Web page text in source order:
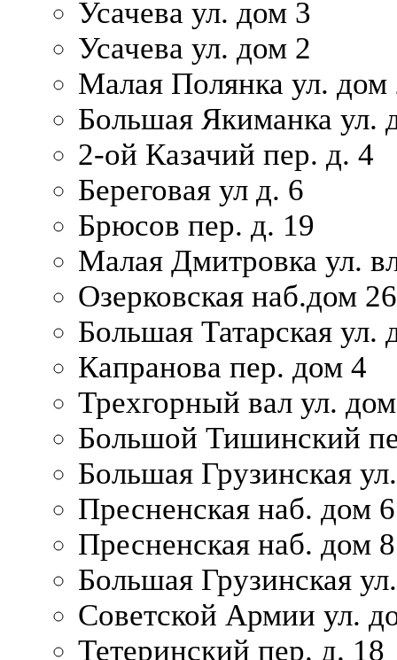
Усачева ул. дом 3
Усачева ул. дом 2
Малая Полянка ул. дом
Большая Якиманка ул.
2-ой Казачий пер. д. 4
Береговая ул д. 6
Брюсов пер. д. 19
Малая Дмитровка ул.
Озерковская наб.дом 26
Большая Татарская ул.
Капранова пер. дом 4
Трехгорный вал ул.
Большой Тишинский
Большая Грузинская
Пресненская наб. дом
Пресненская наб. дом 8
Большая Грузинская
Советской Армии ул.
Тетеринский пер. д. 18